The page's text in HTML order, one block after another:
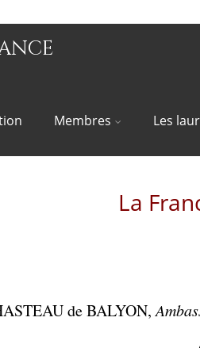
Membres Les
La
de BALYON,